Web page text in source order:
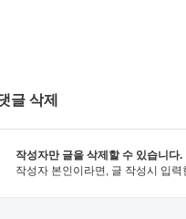
글 삭제
작성자만 글을 삭제할 수 있습니다.
작성자 본인이라면, 글 작성시 입